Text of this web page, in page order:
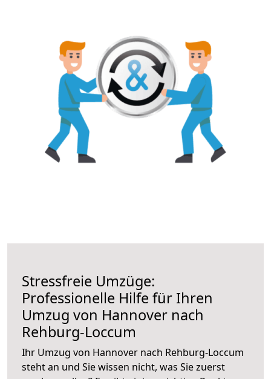
Stressfreie Umzüge:
Professionelle Hilfe für Ihren
Umzug von Hannover nach
Rehburg-Loccum
Ihr Umzug von Hannover nach Rehburg-Loccum
steht an und Sie wissen nicht, was Sie zuerst